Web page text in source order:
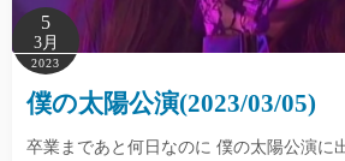
5
3月
2023
僕の太陽公演(2023/03/05)
卒業まであと何日なのに 僕の太陽公演に